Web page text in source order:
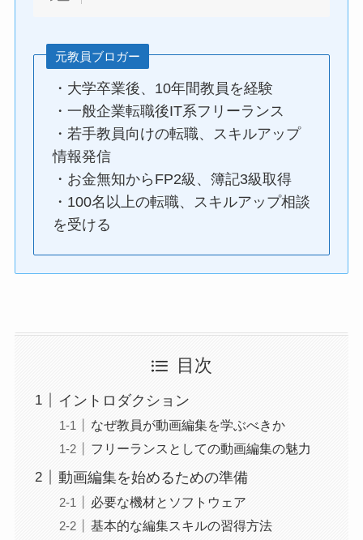
元教員ブロガー
・大学卒業後、10年間教員を経験
・一般企業転職後IT系フリーランス
・若手教員向けの転職、スキルアップ
情報発信
・お金無知からFP2級、簿記3級取得
・100名以上の転職、スキルアップ相談
を受ける
目次
イントロダクション
なぜ教員が動画編集を学ぶべきか
フリーランスとしての動画編集の魅力
動画編集を始めるための準備
必要な機材とソフトウェア
基本的な編集スキルの習得方法